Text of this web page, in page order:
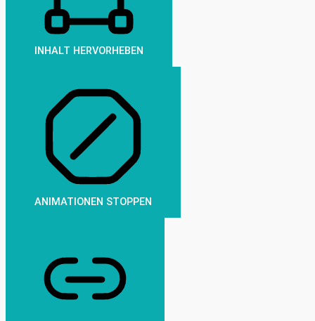
INHALT HERVORHEBEN
ANIMATIONEN STOPPEN